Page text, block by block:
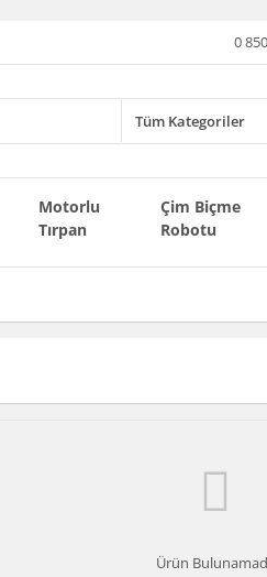
0
Motorlu
Tırpan
Çim Biçme
Robotu
Ürün